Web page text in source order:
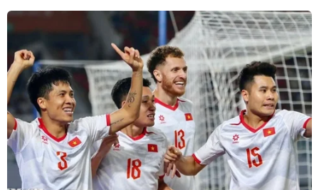
Bộ trưởng Tài chính Mỹ Janet Yellen. (Ảnh: AFP/TTXVN)
Bộ trưởng Tài chính Mỹ Janet Yellen cho biết
các ngân hàng có thể sẽ trở nên thận trọng hơn
và thắt chặt cho vay sau sự sụp đổ của một số